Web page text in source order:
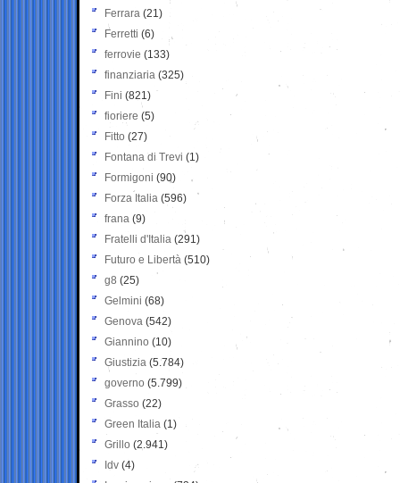
Ferrara (21)
Ferretti (6)
ferrovie (133)
finanziaria (325)
Fini (821)
fioriere (5)
Fitto (27)
Fontana di Trevi (1)
Formigoni (90)
Forza Italia (596)
frana (9)
Fratelli d'Italia (291)
Futuro e Libertà (510)
g8 (25)
Gelmini (68)
Genova (542)
Giannino (10)
Giustizia (5.784)
governo (5.799)
Grasso (22)
Green Italia (1)
Grillo (2.941)
Idv (4)